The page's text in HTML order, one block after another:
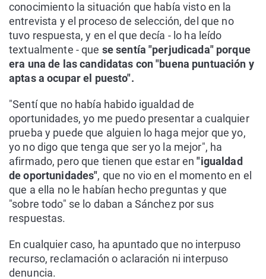
conocimiento la situación que había visto en la
entrevista y el proceso de selección, del que no
tuvo respuesta, y en el que decía - lo ha leído
textualmente - que se sentía "perjudicada" porque
era una de las candidatas con "buena puntuación y
aptas a ocupar el puesto".
"Sentí que no había habido igualdad de
oportunidades, yo me puedo presentar a cualquier
prueba y puede que alguien lo haga mejor que yo,
yo no digo que tenga que ser yo la mejor", ha
afirmado, pero que tienen que estar en "igualdad
de oportunidades", que no vio en el momento en el
que a ella no le habían hecho preguntas y que
"sobre todo" se lo daban a Sánchez por sus
respuestas.
En cualquier caso, ha apuntado que no interpuso
recurso, reclamación o aclaración ni interpuso
denuncia.